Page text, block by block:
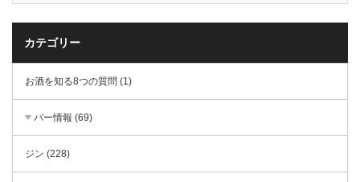
カテゴリー
お酒を知る8つの質問 (1)
バー情報 (69)
ジン (228)